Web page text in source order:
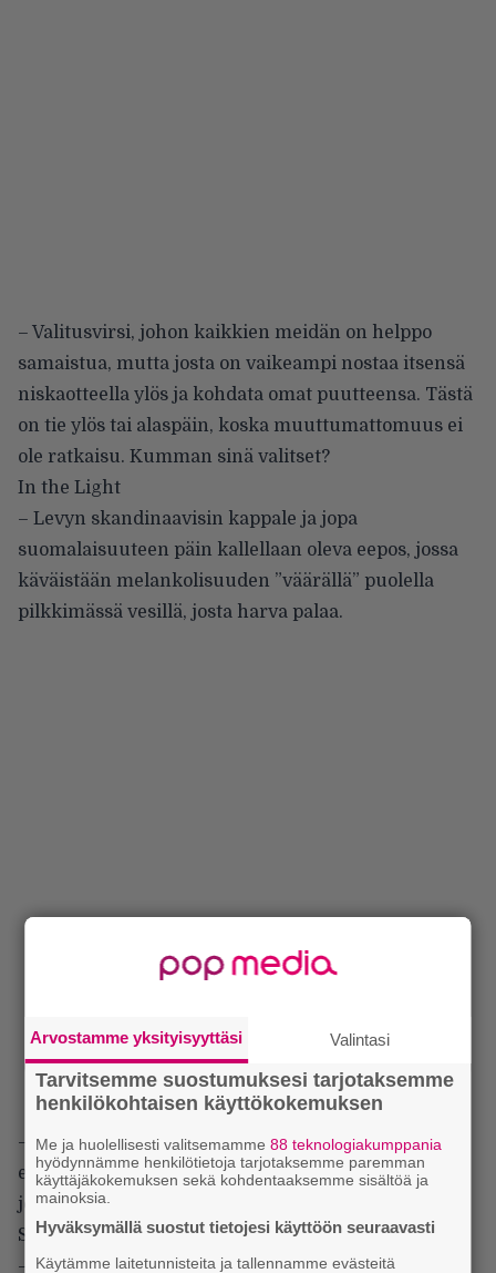
– Valitusvirsi, johon kaikkien meidän on helppo
samaistua, mutta josta on vaikeampi nostaa itsensä
niskaotteella ylös ja kohdata omat puutteensa. Tästä
on tie ylös tai alaspäin, koska muuttumattomuus ei
ole ratkaisu. Kumman sinä valitset?
In the Light
– Levyn skandinaavisin kappale ja jopa
suomalaisuuteen päin kallellaan oleva eepos, jossa
käväistään melankolisuuden ”väärällä” puolella
pilkkimässä vesillä, josta harva palaa.
– Ison soinnin ja raskaan taakan takaa biisistä
erottuu myös langanohut toivo siitä mitä voisi olla
jos…
Semidiapente
– Ehdottomasti yksi albumin tärkeimmistä
Arvostamme yksityisyyttäsi Valintasi
Tarvitsemme suostumuksesi tarjotaksemme
henkilökohtaisen käyttökokemuksen
Me ja huolellisesti valitsemamme88 teknologiakumppania
hyödynnämme henkilötietoja tarjotaksemme paremman
käyttäjäkokemuksen sekä kohdentaaksemme sisältöä ja
mainoksia.
Hyväksymällä suostut tietojesi käyttöön seuraavasti
Käytämme laitetunnisteita ja tallennamme evästeitä